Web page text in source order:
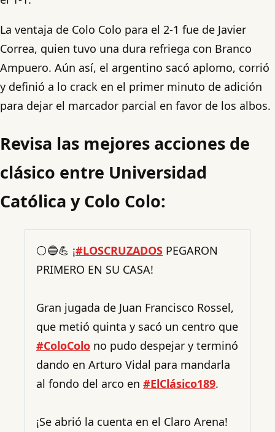
La ventaja de Colo Colo para el 2-1 fue de Javier
Correa, quien tuvo una dura refriega con Branco
Ampuero. Aún así, el argentino sacó aplomo, corrió
y definió a lo crack en el primer minuto de adición
para dejar el marcador parcial en favor de los albos.
Revisa las mejores acciones de
clásico entre Universidad
Católica y Colo Colo:
⚪🔵💪 ¡#LOSCRUZADOS PEGARON
PRIMERO EN SU CASA!
Gran jugada de Juan Francisco Rossel,
que metió quinta y sacó un centro que
#ColoColo no pudo despejar y terminó
dando en Arturo Vidal para mandarla
al fondo del arco en #ElClásico189.
¡Se abrió la cuenta en el Claro Arena!